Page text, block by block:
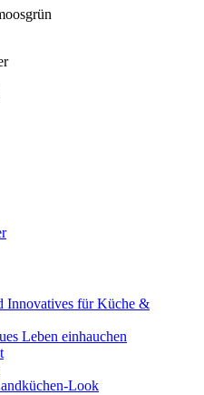
Innovatives für Küche &
Leben einhauchen
Look